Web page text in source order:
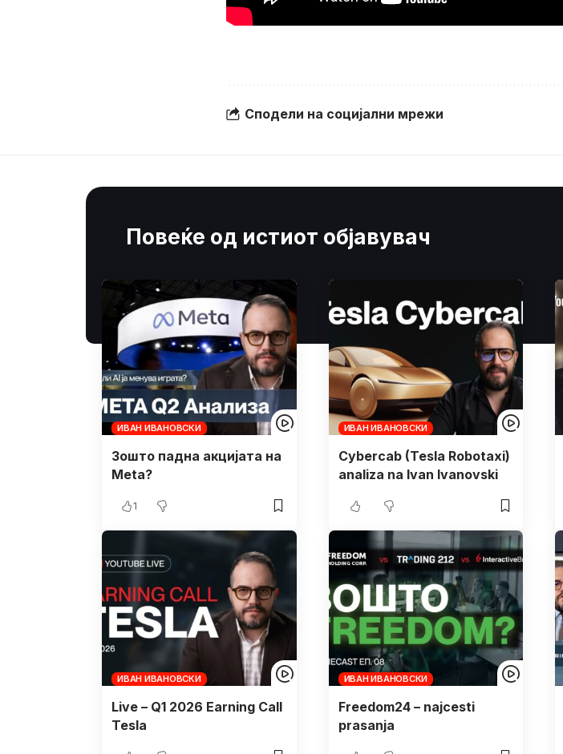
Сподели на социјални мрежи
Повеќе од истиот објавувач
ИВАН ИВАНОВСКИ
Зошто падна акцијата на
Meta?
1
ИВАН ИВАНОВСКИ
Cybercab (Tesla Robotaxi)
analiza na Ivan Ivanovski
ИВАН ИВАНОВСКИ
Live – Q1 2026 Earning Call
Tesla
ИВАН ИВАНОВСКИ
Freedom24 – najcesti
prasanja